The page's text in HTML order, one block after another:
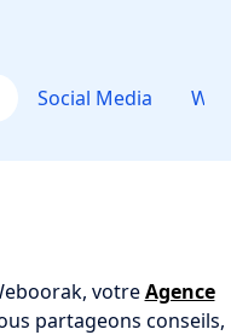
Social Media
votreAgence
partageons conseils,